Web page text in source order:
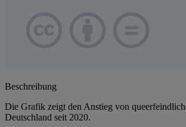
Beschreibung
Die Grafik zeigt den Anstieg von
Deutschland seit 2020.